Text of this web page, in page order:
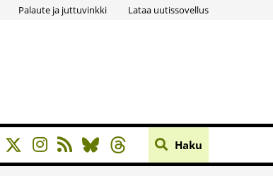
Palaute ja juttuvinkki Lataa uutissovellus
Haku